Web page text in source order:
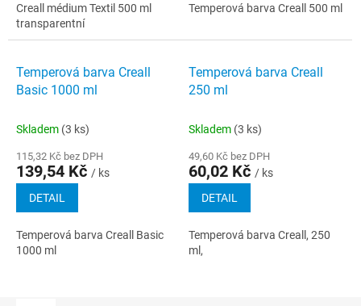
Creall médium Textil 500 ml
transparentní
Temperová barva Creall 500 ml
Temperová barva Creall
Basic 1000 ml
Skladem (3 ks)
115,32 Kč bez DPH
139,54 Kč / ks
DETAIL
Temperová barva Creall Basic
1000 ml
Temperová barva Creall
250 ml
Skladem (3 ks)
49,60 Kč bez DPH
60,02 Kč / ks
DETAIL
Temperová barva Creall, 250
ml,